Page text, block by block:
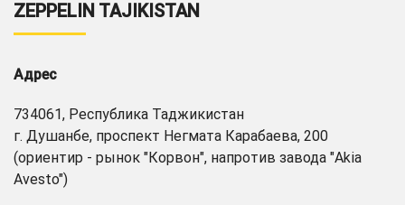
ZEPPELIN TAJIKISTAN
Адрес
734061, Республика Таджикистан
г. Душанбе, проспект Негмата Карабаева, 200
(ориентир - рынок "Корвон", напротив завода "Akia
Avesto")